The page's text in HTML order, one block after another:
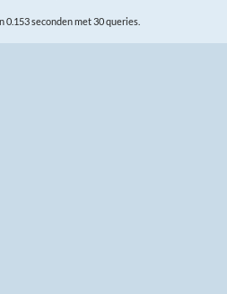
0.153 seconden met 30 queries.